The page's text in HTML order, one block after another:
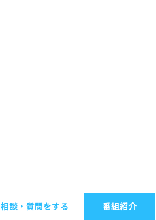
相談・質問をする 番組紹介